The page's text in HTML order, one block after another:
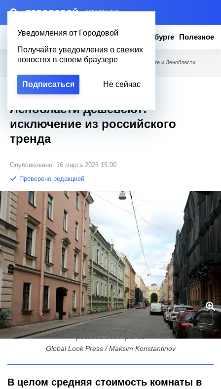
– НОВОСТИ ДНЯ
Уведомления от Городовой
Получайте уведомления о свежих
новостях в своем браузере
Подписаться Не сейчас
Новости Эксклюзив Вопросы о Петербурге Полезное
Городовой Новости Петербурга / Комнаты в Петербурге и Ленобласти
Комнаты в Петербурге и
Ленобласти дешевеют:
исключение из российского
тренда
Опубликовано: 16 марта 2026 15:00
Проверено редакцией
Комнаты в Петербурге и Ленобласти дешевеют: исключение из
российского тренда
Global Look Press / Maksim Konstantinov
В целом средняя стоимость комнаты в